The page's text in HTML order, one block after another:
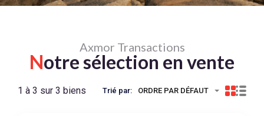
Axmor Transactions
Notre sélection en vente
1 à 3 sur 3 biens Trié par: ORDRE PAR DÉFAUT